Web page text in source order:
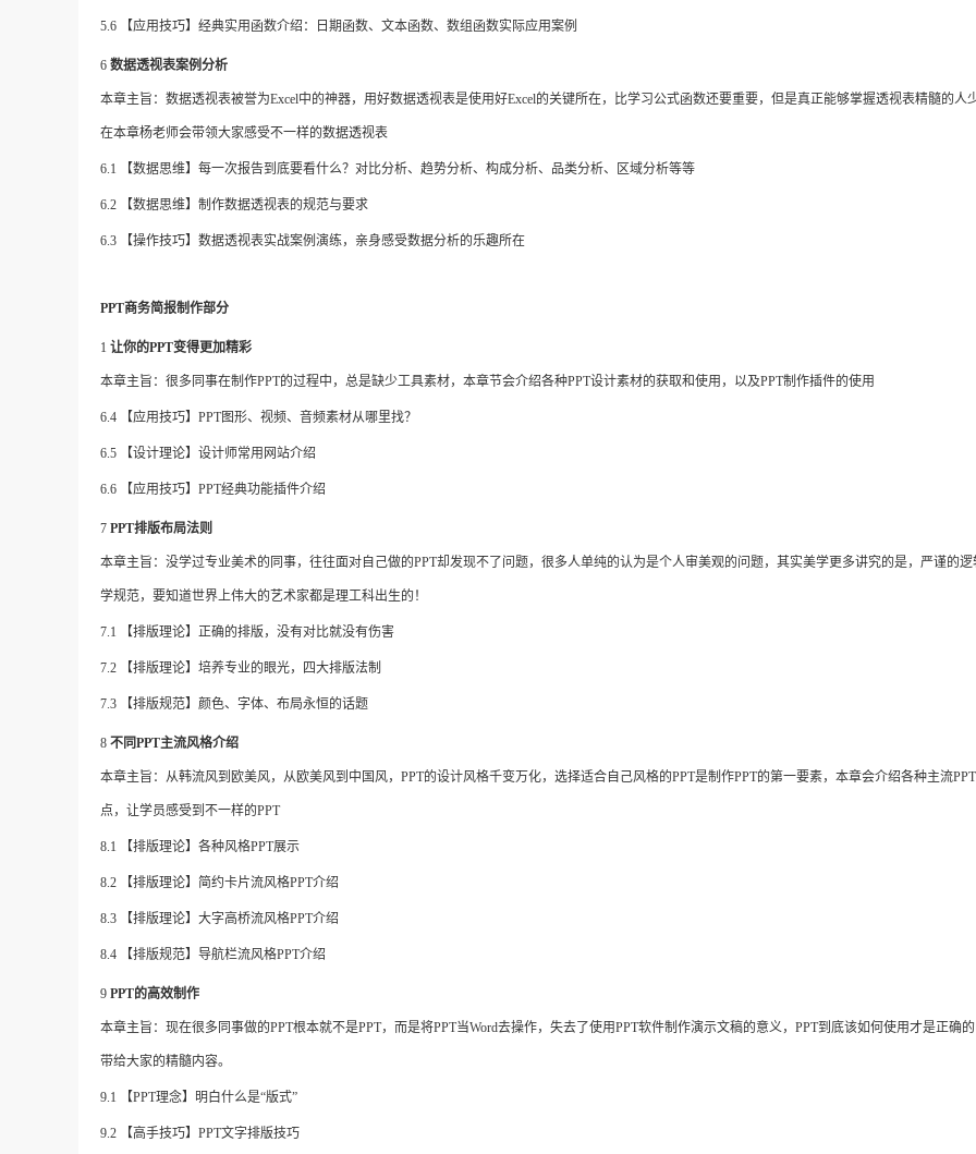
5.6 【应用技巧】经典实用函数介绍：日期函数、文本函数、数组函数实际应用案例
6 数据透视表案例分析
本章主旨：数据透视表被誉为Excel中的神器，用好数据透视表是使用好Excel的关键所在，比学习公式函数还要重要，但是真正能够掌握透视表精髓的人
在本章杨老师会带领大家感受不一样的数据透视表
6.1 【数据思维】每一次报告到底要看什么？对比分析、趋势分析、构成分析、品类分析、区域分析等等
6.2 【数据思维】制作数据透视表的规范与要求
6.3 【操作技巧】数据透视表实战案例演练，亲身感受数据分析的乐趣所在
PPT商务简报制作部分
1 让你的PPT变得更加精彩
本章主旨：很多同事在制作PPT的过程中，总是缺少工具素材，本章节会介绍各种PPT设计素材的获取和使用，以及PPT制作插件的使用
6.4 【应用技巧】 PPT图形、视频、音频素材从哪里找？
6.5 【设计理论】设计师常用网站介绍
6.6 【应用技巧】 PPT经典功能插件介绍
7 PPT排版布局法则
本章主旨：没学过专业美术的同事，往往面对自己做的PPT却发现不了问题，很多人单纯的认为是个人审美观的问题，其实美学更多讲究的是，严谨的
学规范，要知道世界上伟大的艺术家都是理工科出生的！
7.1 【排版理论】正确的排版，没有对比就没有伤害
7.2 【排版理论】培养专业的眼光，四大排版法制
7.3 【排版规范】颜色、字体、布局永恒的话题
8 不同PPT主流风格介绍
本章主旨：从韩流风到欧美风，从欧美风到中国风， PPT的设计风格千变万化，选择适合自己风格的PPT是制作PPT的第一要素，本章会介绍各种主流
点，让学员感受到不一样的PPT
8.1 【排版理论】各种风格PPT展示
8.2 【排版理论】简约卡片流风格PPT介绍
8.3 【排版理论】大字高桥流风格PPT介绍
8.4 【排版规范】导航栏流风格PPT介绍
9 PPT的高效制作
本章主旨：现在很多同事做的PPT根本就不是PPT，而是将PPT当Word去操作，失去了使用PPT软件制作演示文稿的意义，PPT到底该如何使用才是正确
带给大家的精髓内容。
9.1 【PPT理念】明白什么是“版式”
9.2 【高手技巧】 PPT文字排版技巧